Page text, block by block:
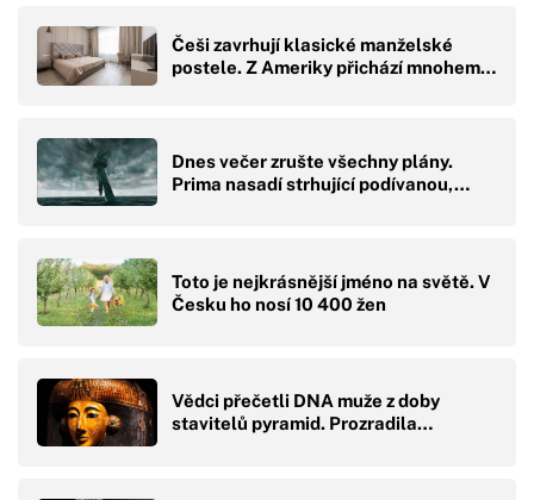
Češi zavrhují klasické manželské
postele. Z Ameriky přichází mnohem…
Dnes večer zrušte všechny plány.
Prima nasadí strhující podívanou,…
Toto je nejkrásnější jméno na světě. V
Česku ho nosí 10 400 žen
Vědci přečetli DNA muže z doby
stavitelů pyramid. Prozradila…